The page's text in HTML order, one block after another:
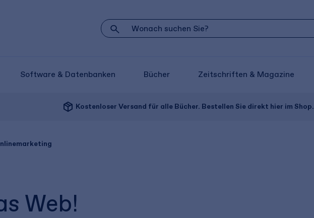
Software & Datenbanken Bücher Zeitschriften & Magazine
package_2 Kostenloser Versand für alle Bücher. Bestellen Sie direkt hier im Shop.
Web!